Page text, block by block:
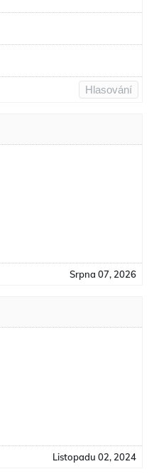
Hlasování
Srpna 07, 2026
Listopadu 02, 2024